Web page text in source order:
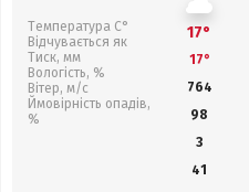
Температура С°
Відчувається як
Тиск, мм
Вологість, %
Вітер, м/с
Ймовірність опадів,
%
17°
17°
764
98
3
41